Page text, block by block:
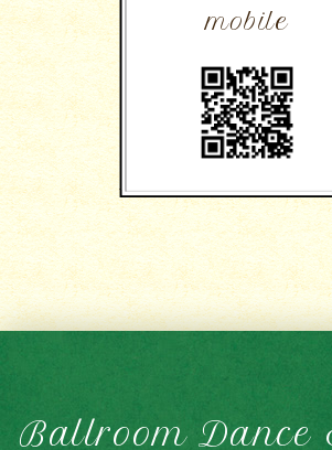
mobile
Ballroom Dance